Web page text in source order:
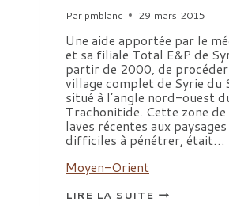
Par pmblanc 29 mars 2015
Une aide apportée par le
et sa filiale Total E&P de
partir de 2000, de procéder
village complet de Syrie du
situé à l’angle nord-ouest
Trachonitide. Cette zone de
laves récentes aux
difficiles à pénétrer, était…
Moyen-Orient
LIRE LA SUITESHÂ‘ARA